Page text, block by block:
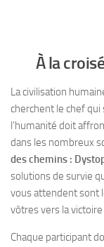
À la
La civilisation
cherchent le chef qui
l’humanité doit
dans les nombreux
des chemins :
solutions de survie
vous attendent sont
vôtres vers la victoire
Chaque participant